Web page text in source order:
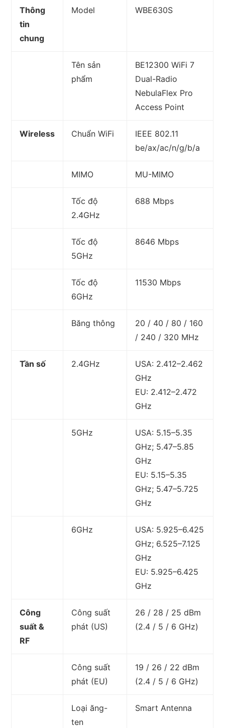
Thông
tin
chung
Model WBE630S
Tên sản
phẩm
BE12300 WiFi 7
Dual-Radio
NebulaFlex Pro
Access Point
Wireless Chuẩn WiFi
IEEE 802.11
be/ax/ac/n/g/b/a
MIMO MU-MIMO
Tốc độ
2.4GHz
688 Mbps
Tốc độ
5GHz
8646 Mbps
Tốc độ
6GHz
11530 Mbps
Băng thông
20 / 40 / 80 / 160
/ 240 / 320 MHz
Tần số 2.4GHz
USA: 2.412–2.462
GHz
EU: 2.412–2.472
GHz
5GHz
USA: 5.15–5.35
GHz; 5.47–5.85
GHz
EU: 5.15–5.35
GHz; 5.47–5.725
GHz
6GHz
USA: 5.925–6.425
GHz; 6.525–7.125
GHz
EU: 5.925–6.425
GHz
Công
suất &
RF
Công suất
phát (US)
26 / 28 / 25 dBm
(2.4 / 5 / 6 GHz)
Công suất
phát (EU)
19 / 26 / 22 dBm
(2.4 / 5 / 6 GHz)
Loại ăng-
ten
Smart Antenna